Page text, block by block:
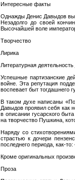
Интересные факты
Однажды Денис Давыдов
Незадолго до своей
Высочайшей воле
Творчество
Лирика
Литературная
Успешные партизанские
войне. Эта репутация
воспевает быт тогдашнего
В таком духе написаны
Давыдов проявил себя как
в описании гусарского
на творчество Пушкина,
Наряду со
страстью к дочери
последнего периода, как-
Кроме оригинальных
Проза